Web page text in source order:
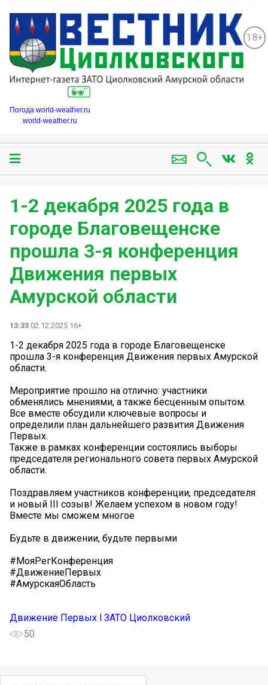
18+
Погода world-weather.ru
world-weather.ru
1-2 декабря 2025 года в
городе Благовещенске
прошла 3-я конференция
Движения первых
Амурской области
13:33 02.12.2025 16+
1-2 декабря 2025 года в городе Благовещенске
прошла 3-я конференция Движения первых Амурской
области.
Мероприятие прошло на отлично: участники
обменялись мнениями, а также бесценным опытом.
Все вместе обсудили ключевые вопросы и
определили план дальнейшего развития Движения
Первых.
Также в рамках конференции состоялись выборы
председателя регионального совета первых Амурской
области.
Поздравляем участников конференции, председателя
и новый III созыв! Желаем успехом в новом году!
Вместе мы сможем многое
Будьте в движении, будьте первыми
#МояРегКонференция
#ДвижениеПервых
#АмурскаяОбласть
Движение Первых l ЗАТО Циолковский
50